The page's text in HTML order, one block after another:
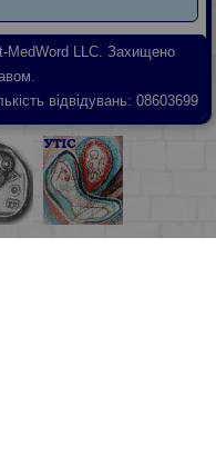
MedWord LLC. Захищено
відвідувань: 08603699